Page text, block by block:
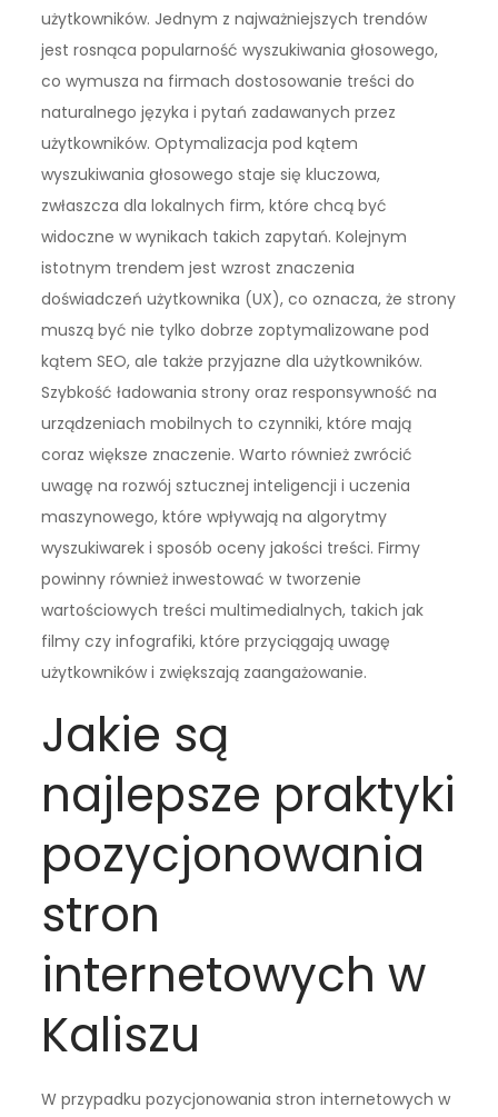
użytkowników. Jednym z najważniejszych trendów
jest rosnąca popularność wyszukiwania głosowego,
co wymusza na firmach dostosowanie treści do
naturalnego języka i pytań zadawanych przez
użytkowników. Optymalizacja pod kątem
wyszukiwania głosowego staje się kluczowa,
zwłaszcza dla lokalnych firm, które chcą być
widoczne w wynikach takich zapytań. Kolejnym
istotnym trendem jest wzrost znaczenia
doświadczeń użytkownika (UX), co oznacza, że strony
muszą być nie tylko dobrze zoptymalizowane pod
kątem SEO, ale także przyjazne dla użytkowników.
Szybkość ładowania strony oraz responsywność na
urządzeniach mobilnych to czynniki, które mają
coraz większe znaczenie. Warto również zwrócić
uwagę na rozwój sztucznej inteligencji i uczenia
maszynowego, które wpływają na algorytmy
wyszukiwarek i sposób oceny jakości treści. Firmy
powinny również inwestować w tworzenie
wartościowych treści multimedialnych, takich jak
filmy czy infografiki, które przyciągają uwagę
użytkowników i zwiększają zaangażowanie.
Jakie są
najlepsze praktyki
pozycjonowania
stron
internetowych w
Kaliszu
W przypadku pozycjonowania stron internetowych w